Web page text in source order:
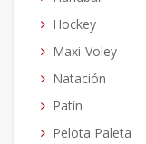
Hockey
Maxi-Voley
Natación
Patín
Pelota Paleta